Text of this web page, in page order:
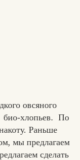
овсяного
био-хлопьев. По
Раньше
мы предлагаем
сделать